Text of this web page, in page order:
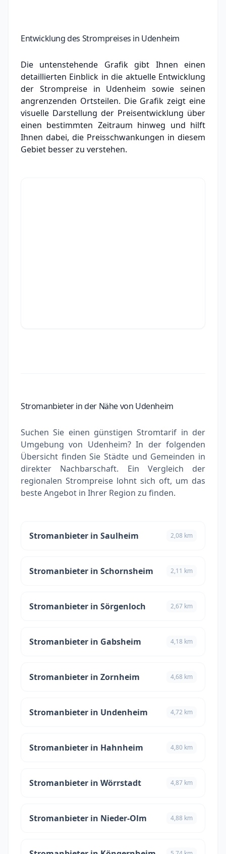
Entwicklung des Strompreises in Udenheim
Die untenstehende Grafik gibt Ihnen einen
detaillierten Einblick in die aktuelle Entwicklung
der Strompreise in Udenheim sowie seinen
angrenzenden Ortsteilen. Die Grafik zeigt eine
visuelle Darstellung der Preisentwicklung über
einen bestimmten Zeitraum hinweg und hilft
Ihnen dabei, die Preisschwankungen in diesem
Gebiet besser zu verstehen.
Stromanbieter in der Nähe von Udenheim
Suchen Sie einen günstigen Stromtarif in der
Umgebung von Udenheim? In der folgenden
Übersicht finden Sie Städte und Gemeinden in
direkter Nachbarschaft. Ein Vergleich der
regionalen Strompreise lohnt sich oft, um das
beste Angebot in Ihrer Region zu finden.
Stromanbieter in Saulheim 2,08 km
Stromanbieter in Schornsheim 2,11 km
Stromanbieter in Sörgenloch 2,67 km
Stromanbieter in Gabsheim 4,18 km
Stromanbieter in Zornheim 4,68 km
Stromanbieter in Undenheim 4,72 km
Stromanbieter in Hahnheim 4,80 km
Stromanbieter in Wörrstadt 4,87 km
Stromanbieter in Nieder-Olm 4,88 km